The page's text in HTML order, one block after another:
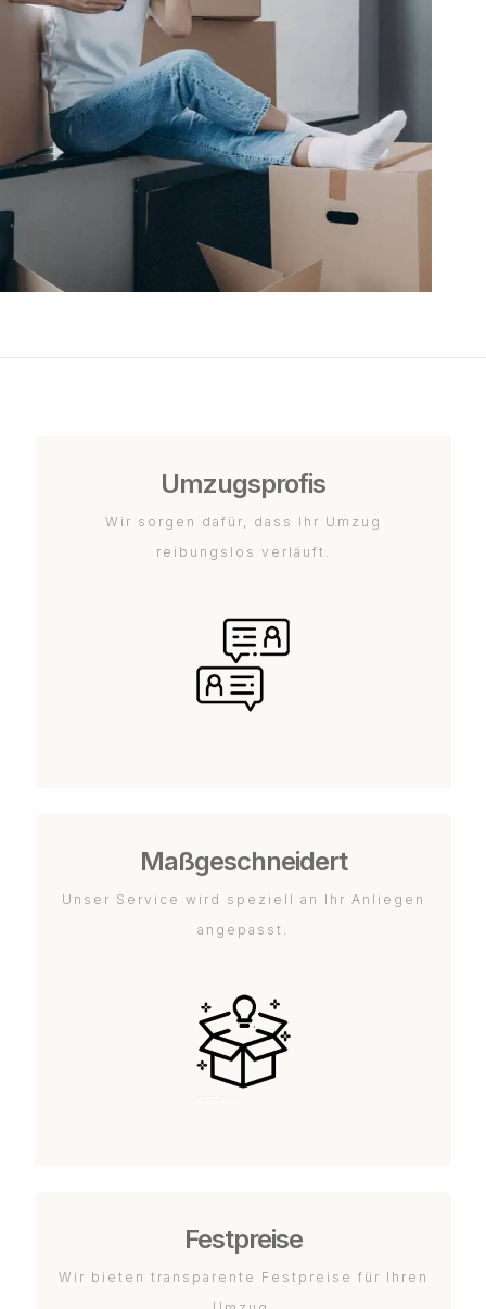
Umzugsprofis
Wir sorgen dafür, dass Ihr Umzug
reibungslos verläuft.
Maßgeschneidert
Unser Service wird speziell an Ihr Anliegen
angepasst.
Festpreise
Wir bieten transparente Festpreise für Ihren